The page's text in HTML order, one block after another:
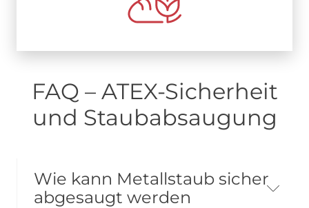
FAQ – ATEX-Sicherheit
und Staubabsaugung
Wie kann Metallstaub sicher
abgesaugt werden